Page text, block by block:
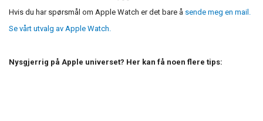
Hvis du har spørsmål om Apple Watch er det bare å sende meg en mail.
Se vårt utvalg av Apple Watch.
Nysgjerrig på Apple universet? Her kan få noen flere tips: